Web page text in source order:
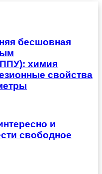
бесшовная
химия
свойства
и
свободное